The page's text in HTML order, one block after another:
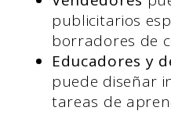
publicitarios
borradores de
Educadores y
puede diseñar
tareas de